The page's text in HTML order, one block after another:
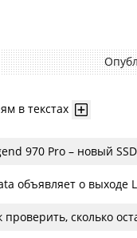
в текстах
970 Pro – новый
объявляет о выходе
проверить, сколько